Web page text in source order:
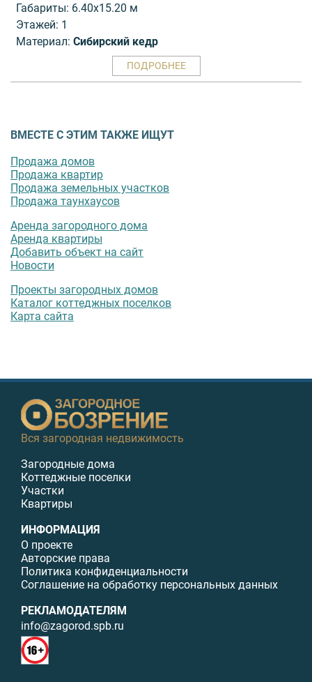
Габариты: 6.40x15.20 м
Этажей: 1
Материал: Сибирский кедр
ПОДРОБНЕЕ
ВМЕСТЕ С ЭТИМ ТАКЖЕ ИЩУТ
Продажа домов
Продажа квартир
Продажа земельных участков
Продажа таунхаусов
Аренда загородного дома
Аренда квартиры
Добавить объект на сайт
Новости
Проекты загородных домов
Каталог коттеджных поселков
Карта сайта
Вся загородная недвижимость
Загородные дома
Коттеджные поселки
Участки
Квартиры
ИНФОРМАЦИЯ
О проекте
Авторские права
Политика конфиденциальности
Соглашение на обработку персональных данных
РЕКЛАМОДАТЕЛЯМ
info@zagorod.spb.ru